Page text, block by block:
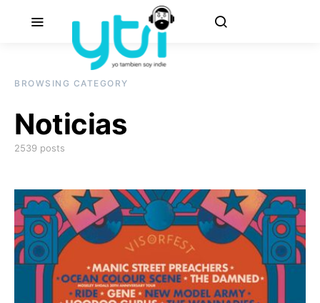
BROWSING CATEGORY
Noticias
2539 posts